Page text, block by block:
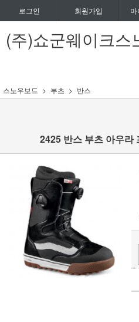
로그인 회원가입
(주)쇼군웨이크스
스노우보드 부츠 반스
2425 반스 부츠 아우